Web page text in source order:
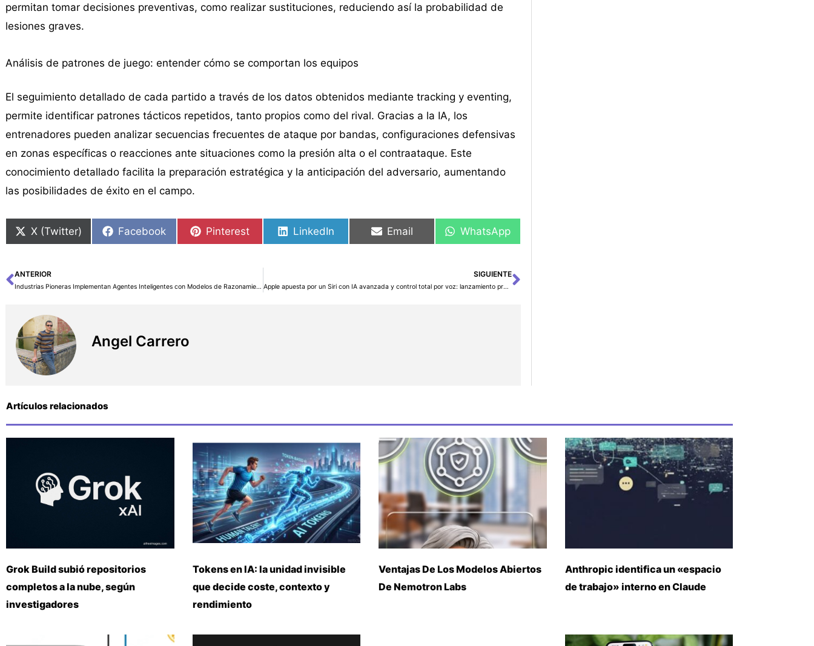
permitan tomar decisiones preventivas, como realizar sustituciones, reduciendo así la probabilidad de
lesiones graves.
Análisis de patrones de juego: entender cómo se comportan los equipos
El seguimiento detallado de cada partido a través de los datos obtenidos mediante tracking y eventing,
permite identificar patrones tácticos repetidos, tanto propios como del rival. Gracias a la IA, los
entrenadores pueden analizar secuencias frecuentes de ataque por bandas, configuraciones defensivas
en zonas específicas o reacciones ante situaciones como la presión alta o el contraataque. Este
conocimiento detallado facilita la preparación estratégica y la anticipación del adversario, aumentando
las posibilidades de éxito en el campo.
X (Twitter) Facebook Pinterest LinkedIn Email WhatsApp
Ant
ANTERIOR
Industrias Pioneras Implementan Agentes Inteligentes con Modelos de Razonamiento NVIDIA: CrowdStrike, Uber y Zoom Lideran el Camino
SIGUIENTE
Apple apuesta por un Siri con IA avanzada y control total por voz: lanzamiento previsto para primavera de 2026 Siguiente
Angel Carrero
Artículos relacionados
Grok Build subió repositorios
completos a la nube, según
investigadores
Tokens en IA: la unidad invisible
que decide coste, contexto y
rendimiento
Ventajas De Los Modelos Abiertos
De Nemotron Labs
Anthropic identifica un «espacio
de trabajo» interno en Claude